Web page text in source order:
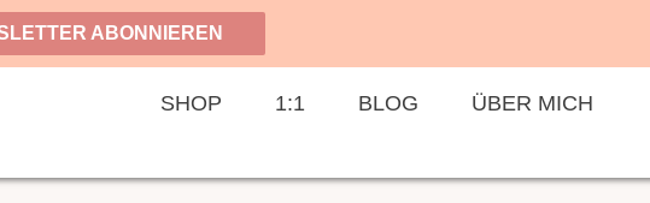
ABONNIEREN
SHOP 1:1 BLOG ÜBER MICH